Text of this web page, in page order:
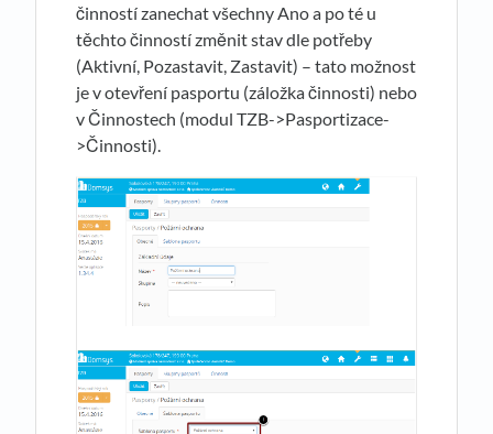
činností zanechat všechny Ano a po té u
těchto činností změnit stav dle potřeby
(Aktivní, Pozastavit, Zastavit) – tato možnost
je v otevření pasportu (záložka činnosti) nebo
v Činnostech (modul TZB->Pasportizace-
>Činnosti).